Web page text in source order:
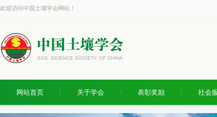
欢迎访问中国土壤学会网站！
网站首页 关于学会 表彰奖励 社会